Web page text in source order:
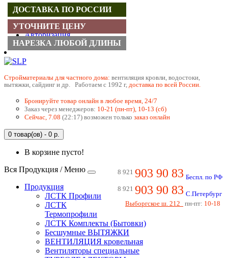
Регистрация
Авторизация
Cтройматериалы для частного дома: вентиляция кровли, водостоки,
вытяжки, сайдинг и др. Работаем с 1992 г, доставка по всей России.
Бронируйте товар онлайн в любое время, 24/7
Заказ через менеджеров: 10-21 (пн-пт), 10-13 (сб)
Сейчас, 7.08 (22:17) возможен только заказ онлайн
0 товар(ов) - 0 р.
В корзине пусто!
8 921 903 90 83 Беспл. по РФ
8 921 903 90 83 С.Петербург
Выборгское ш. 212
пн-пт: 10-18
Вся Продукция / Меню
Продукция
ЛСТК Профили
ЛСТК
Термопрофили
ЛСТК Комплекты (Бытовки)
Бесшумные ВЫТЯЖКИ
ВЕНТИЛЯЦИЯ кровельная
Вентиляторы специальные
ДОСТАВКА ПО РОССИИ
УТОЧНИТЕ ЦЕНУ
НАРЕЗКА ЛЮБОЙ ДЛИНЫ